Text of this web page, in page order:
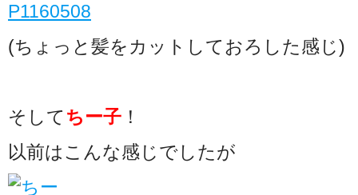
(ちょっと髪をカットしておろした感じ)
そして ちー子 ！
以前はこんな感じでしたが